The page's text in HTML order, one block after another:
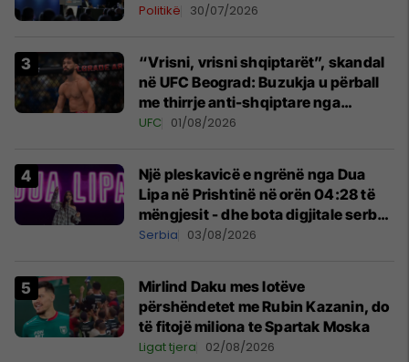
Politikë 30/07/2026
“Vrisni, vrisni shqiptarët”, skandal
në UFC Beograd: Buzukja u përball
me thirrje anti-shqiptare nga
tribunat
UFC 01/08/2026
Një pleskavicë e ngrënë nga Dua
Lipa në Prishtinë në orën 04:28 të
mëngjesit - dhe bota digjitale serbe
shpall gjendjen e luftës
Serbia 03/08/2026
Mirlind Daku mes lotëve
përshëndetet me Rubin Kazanin, do
të fitojë miliona te Spartak Moska
Ligat tjera 02/08/2026